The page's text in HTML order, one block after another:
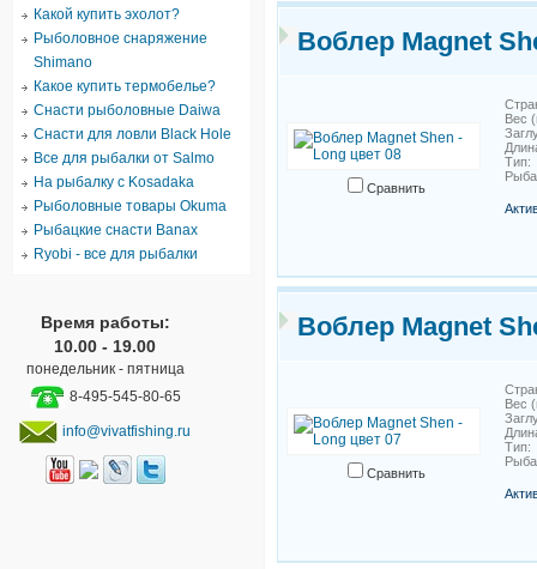
Какой купить эхолот?
Рыболовное снаряжение
Shimano
Какое купить термобелье?
Снасти рыболовные Daiwa
Снасти для ловли Black Hole
Все для рыбалки от Salmo
На рыбалку с Kosadaka
Рыболовные товары Okuma
Рыбацкие снасти Banax
Ryobi - все для рыбалки
Время работы:
10.00 - 19.00
понедельник - пятница
8-495-545-80-65
info@vivatfishing.ru
Воблер Magnet
Сравнить
Вес
Тип:
Воблер Magnet
Сравнить
Вес
Тип: